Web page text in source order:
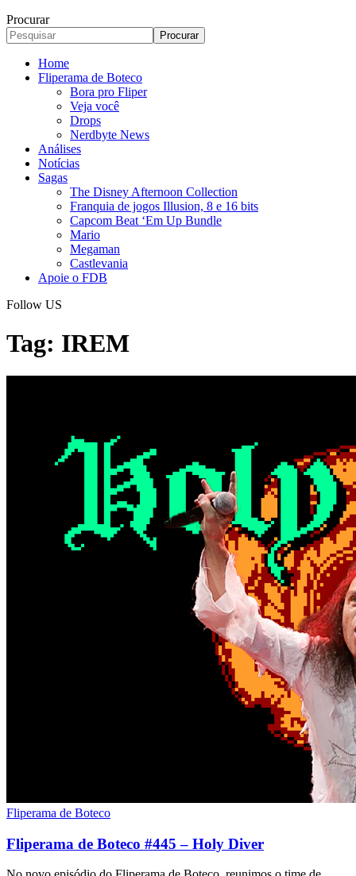
Procurar
Home
Fliperama de Boteco
Bora pro Fliper
Veja você
Drops
Nerdbyte News
Análises
Notícias
Sagas
The Disney Afternoon Collection
Franquia de jogos Illusion, 8 e 16 bits
Capcom Beat ‘Em Up Bundle
Mario
Megaman
Castlevania
Apoie o FDB
Follow US
Tag: IREM
Fliperama de Boteco
Fliperama de Boteco #445 – Holy Diver